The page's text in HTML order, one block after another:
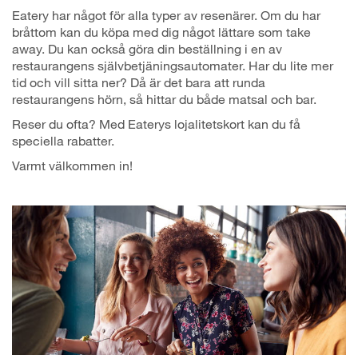
Eatery har något för alla typer av resenärer. Om du har
bråttom kan du köpa med dig något lättare som take
away. Du kan också göra din beställning i en av
restaurangens självbetjäningsautomater. Har du lite mer
tid och vill sitta ner? Då är det bara att runda
restaurangens hörn, så hittar du både matsal och bar.
Reser du ofta? Med Eaterys lojalitetskort kan du få
speciella rabatter.
Varmt välkommen in!